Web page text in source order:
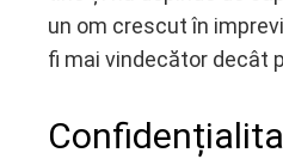
un om crescut în
fi mai vindecător decât